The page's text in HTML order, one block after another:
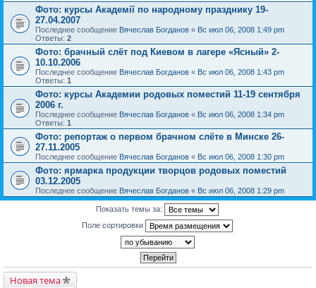
Фото: курсы Академії по народному празднику 19-
27.04.2007
Последнее сообщение Вячеслав Богданов « Вс июл 06, 2008 1:49 pm
Ответы: 2
Фото: брачный слёт под Киевом в лагере «Ясный» 2-
10.10.2006
Последнее сообщение Вячеслав Богданов « Вс июл 06, 2008 1:43 pm
Ответы: 1
Фото: курсы Академии родовых поместий 11-19 сентября
2006 г.
Последнее сообщение Вячеслав Богданов « Вс июл 06, 2008 1:34 pm
Ответы: 1
Фото: репортаж о первом брачном слёте в Минске 26-
27.11.2005
Последнее сообщение Вячеслав Богданов « Вс июл 06, 2008 1:30 pm
Фото: ярмарка продукции творцов родовых поместий
03.12.2005
Последнее сообщение Вячеслав Богданов « Вс июл 06, 2008 1:29 pm
Показать темы за:
Поле сортировки
Новая тема